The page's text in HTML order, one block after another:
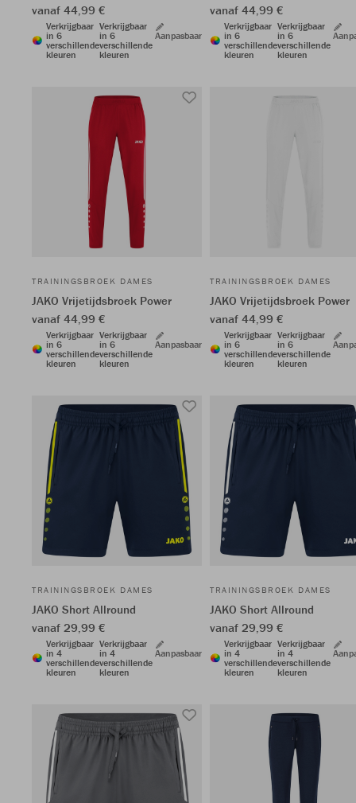
vanaf 44,99 €
Verkrijgbaar
in 6
verschillende
kleuren
Verkrijgbaar
in 6
verschillende
kleuren
Aanpasbaar
vanaf 44,99 €
Verkrijgbaar
in 6
verschillende
kleuren
Verkrijgbaar
in 6
verschillende
kleuren
TRAININGSBROEK DAMES
JAKO Vrijetijdsbroek Power
vanaf 44,99 €
Verkrijgbaar
in 6
verschillende
kleuren
Verkrijgbaar
in 6
verschillende
kleuren
Aanpasbaar
TRAININGSBROEK DAMES
JAKO Vrijetijdsbroek Power
vanaf 44,99 €
Verkrijgbaar
in 6
verschillende
kleuren
Verkrijgbaar
in 6
verschillende
kleuren
TRAININGSBROEK DAMES
JAKO Short Allround
vanaf 29,99 €
Verkrijgbaar
in 4
verschillende
kleuren
Verkrijgbaar
in 4
verschillende
kleuren
Aanpasbaar
TRAININGSBROEK DAMES
JAKO Short Allround
vanaf 29,99 €
Verkrijgbaar
in 4
verschillende
kleuren
Verkrijgbaar
in 4
verschillende
kleuren